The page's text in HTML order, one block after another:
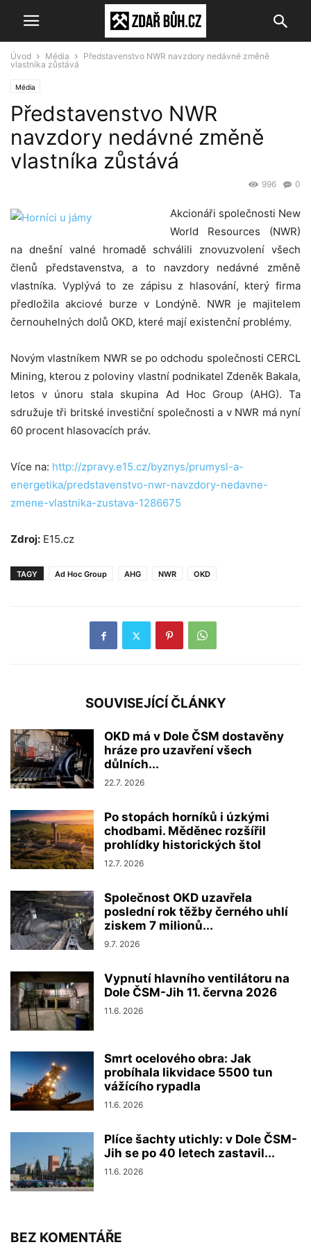
Úvod Média
Představenstvo NWR navzdory nedávné změně
vlastníka zůstává
Média
Představenstvo NWR
navzdory nedávné změně
vlastníka zůstává
0
996
Akcionáři společnosti New
World Resources (NWR)
na dnešní valné hromadě schválili znovuzvolení všech
členů představenstva, a to navzdory nedávné změně
vlastníka. Vyplývá to ze zápisu z hlasování, který firma
předložila akciové burze v Londýně. NWR je majitelem
černouhelných dolů OKD, které mají existenční problémy.
Novým vlastníkem NWR se po odchodu společnosti CERCL
Mining, kterou z poloviny vlastní podnikatel Zdeněk Bakala,
letos v únoru stala skupina Ad Hoc Group (AHG). Ta
sdružuje tři britské investiční společnosti a v NWR má nyní
60 procent hlasovacích práv.
Více na: http://zpravy.e15.cz/byznys/prumysl-a-
energetika/predstavenstvo-nwr-navzdory-nedavne-
zmene-vlastnika-zustava-1286675
Zdroj: E15.cz
TAGY Ad Hoc Group AHG NWR OKD
SOUVISEJÍCÍ ČLÁNKY
OKD má v Dole ČSM dostavěny
hráze pro uzavření všech
důlních...
22.7. 2026
Po stopách horníků i úzkými
chodbami. Měděnec rozšířil
prohlídky historických štol
12.7. 2026
Společnost OKD uzavřela
poslední rok těžby černého uhlí
ziskem 7 milionů...
9.7. 2026
Vypnutí hlavního ventilátoru na
Dole ČSM-Jih 11. června 2026
11.6. 2026
Smrt ocelového obra: Jak
probíhala likvidace 5500 tun
vážícího rypadla
11.6. 2026
Plíce šachty utichly: v Dole ČSM-
Jih se po 40 letech zastavil...
11.6. 2026
BEZ KOMENTÁŘE